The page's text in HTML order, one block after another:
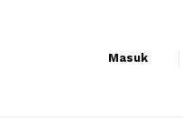
Masuk